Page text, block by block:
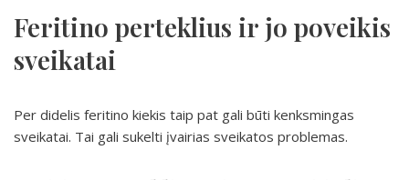
Feritino perteklius ir jo poveikis
sveikatai
Per didelis feritino kiekis taip pat gali būti kenksmingas
sveikatai. Tai gali sukelti įvairias sveikatos problemas.